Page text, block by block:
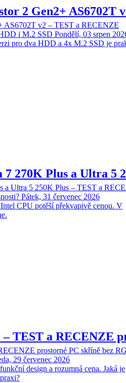
2 Gen2+ AS6702T
AS6702T v2 – TEST a RECENZE
i M.2 SSD Pondělí, 03 srpen
pro dva HDD a 4x M.2 SSD je
270K Plus a Ultra 5
a Ultra 5 250K Plus – TEST a
Pátek, 31 červenec 2026
CPU potěší překvapivě cenou. V
TEST a RECENZE
prostorné PC skříně bez
29 červenec 2026
design a rozumná cena. Jaká je